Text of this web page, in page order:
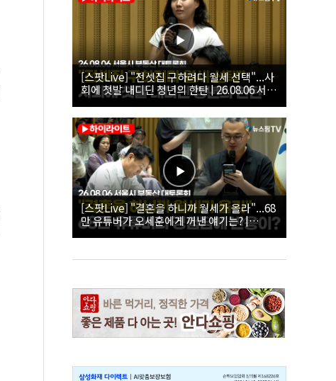
[스팟Live] "전셋집 구하려다 월세 선택"...사
회에 첫발 내디딘 청년의 한탄 | 26.08.06 서울
시 부동산 대토론회
[스팟Live] "결혼을 하니까 월세가 올라"...68
만 유튜버가 오세훈에게 꺼낸 얘기는? |
26.08.06 서울시 부동산 대토론회